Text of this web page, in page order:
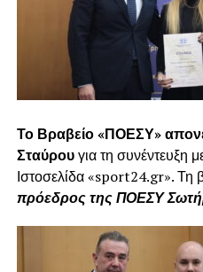
Το Βραβείο «ΠΟΕΣΥ»
Σταύρουγια τη συνέντευξη
Ιστοσελίδα «sport24.gr». Τη
πρόεδρος της ΠΟΕΣΥ